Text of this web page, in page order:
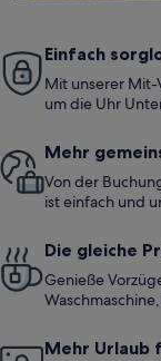
Einfach
Mit unserer
um die Uhr
Mehr
Von der
ist einfach und
Die gleiche
Genieße
Mehr Urlaub